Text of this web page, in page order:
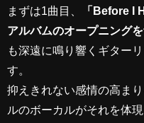
まずは1曲目、 「Before I
アルバムのオープニング
も深遠に鳴り響くギター
す。
抑えきれない感情の高ま
ルのボーカルがそれを体現